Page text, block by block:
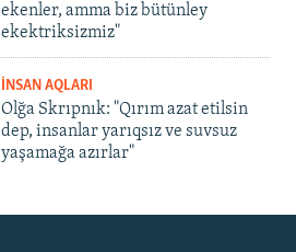
ekenler, amma biz bütünley
ekektriksizmiz"
İNSAN AQLARI
Olğa Skrıpnık: "Qırım azat etilsin
dep, insanlar yarıqsız ve suvsuz
yaşamağa azırlar"